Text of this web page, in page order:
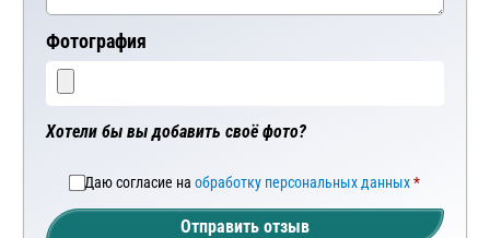
Фотография
Хотели бы вы добавить своё фото?
Даю согласие на обработку персональных данных
Отправить отзыв